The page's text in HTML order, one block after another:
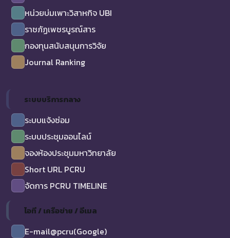
หน่วยบ่มเพาะวิสาหกิจ UBI
ราชภัฏเพชรบูรณ์สาร
กองทุนสนับสนุนการวิจัย
Journal Ranking
ระบบบริการกลาง
ระบบแจ้งซ่อม
ระบบประชุมออนไลน์
จองห้องประชุมมหาวิทยาลัย
Short URL PCRU
จัดการ PCRU TIMELINE
ไอที / เครือข่าย / อีเมล
E-mail@pcru(Google)